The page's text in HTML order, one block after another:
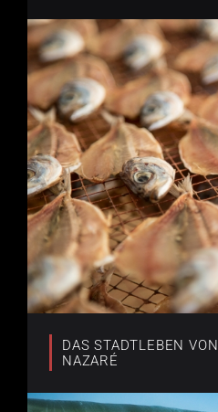
DAS STADTLEBEN VON
NAZARÉ